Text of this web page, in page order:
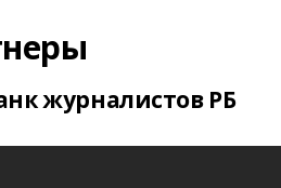
журналистов РБ